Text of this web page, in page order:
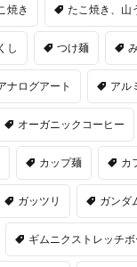
焼き たこ焼き、山
し つけ麺
ナログアート アル
オーガニックコーヒー
カップ麺 カ
ガッツリ ガンダ
ギムニクストレッチ